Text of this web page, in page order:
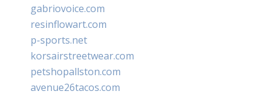
gabriovoice.com
resinflowart.com
p-sports.net
korsairstreetwear.com
petshopallston.com
avenue26tacos.com